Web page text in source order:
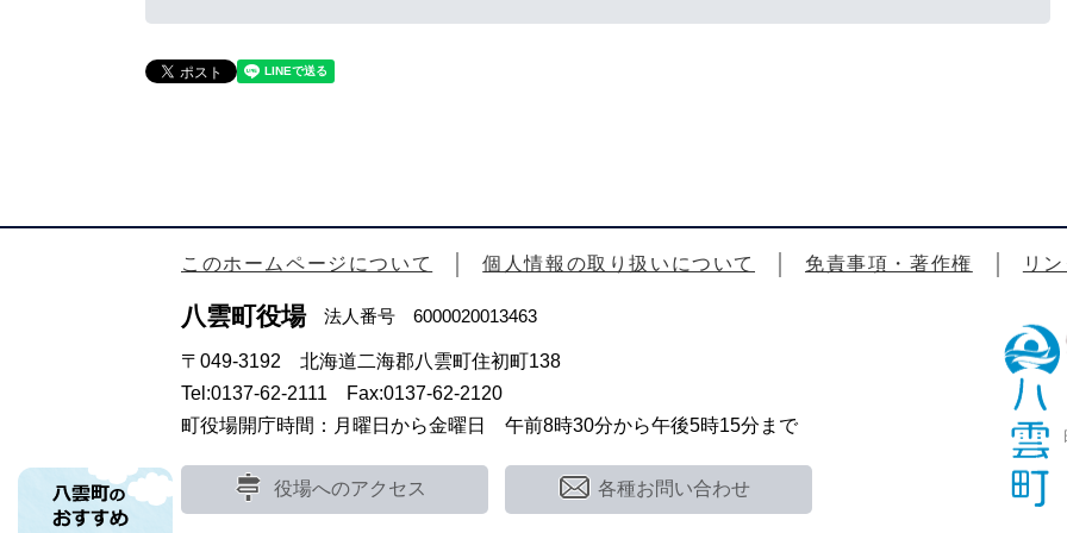
このホームページについて 個人情報の取り扱いについて 免責事項・著作権 リ
八雲町役場法人番号 6000020013463
〒049-3192 北海道二海郡八雲町住初町138
Tel:0137-62-2111 Fax:0137-62-2120
町役場開庁時間：月曜日から金曜日 午前8時30分から午後5時15分まで
役場へのアクセス 各種お問い合わせ